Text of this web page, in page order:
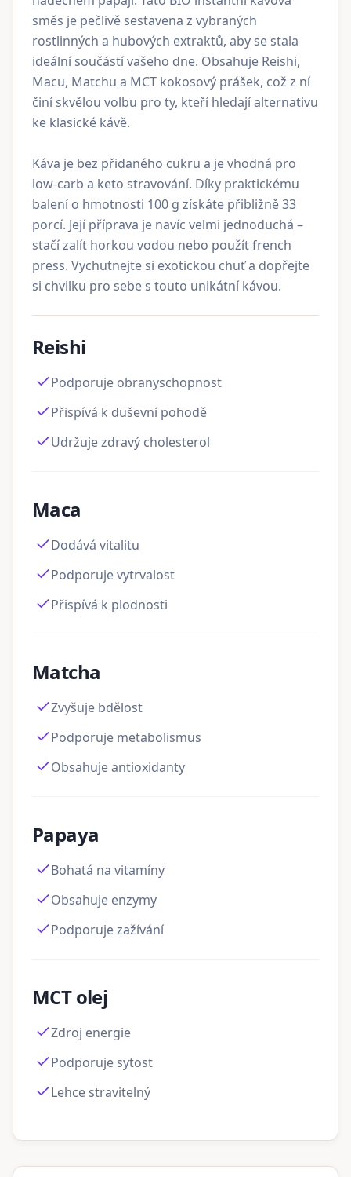
směs je pečlivě sestavena z vybraných
rostlinných a hubových extraktů, aby se stala
ideální součástí vašeho dne. Obsahuje Reishi,
Macu, Matchu a MCT kokosový prášek, což z ní
činí skvělou volbu pro ty, kteří hledají alternativu
ke klasické kávě.
Káva je bez přidaného cukru a je vhodná pro
low-carb a keto stravování. Díky praktickému
balení o hmotnosti 100 g získáte přibližně 33
porcí. Její příprava je navíc velmi jednoduchá –
stačí zalít horkou vodou nebo použít french
press. Vychutnejte si exotickou chuť a dopřejte
si chvilku pro sebe s touto unikátní kávou.
Reishi
Podporuje obranyschopnost
Přispívá k duševní pohodě
Udržuje zdravý cholesterol
Maca
Dodává vitalitu
Podporuje vytrvalost
Přispívá k plodnosti
Matcha
Zvyšuje bdělost
Podporuje metabolismus
Obsahuje antioxidanty
Papaya
Bohatá na vitamíny
Obsahuje enzymy
Podporuje zažívání
MCT olej
Zdroj energie
Podporuje sytost
Lehce stravitelný